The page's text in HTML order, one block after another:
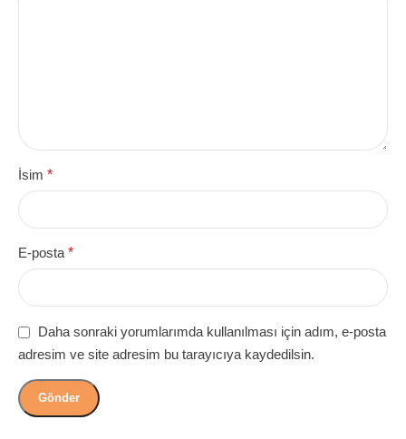
İsim *
E-posta *
Daha sonraki yorumlarımda kullanılması için adım, e-posta
adresim ve site adresim bu tarayıcıya kaydedilsin.